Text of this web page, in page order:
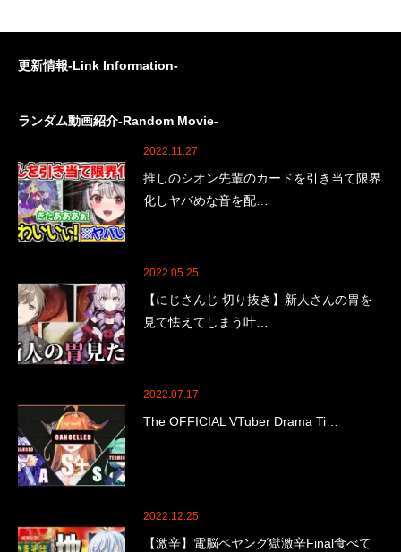
更新情報-Link Information-
ランダム動画紹介-Random Movie-
2022.11.27
推しのシオン先輩のカードを引き当て限界
化しヤバめな音を配…
2022.05.25
【にじさんじ 切り抜き】新人さんの胃を
見て怯えてしまう叶…
2022.07.17
The OFFICIAL VTuber Drama Ti…
2022.12.25
【激辛】電脳ペヤング獄激辛Final食べて